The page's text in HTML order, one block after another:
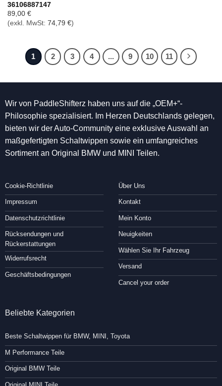
36106887147
89,00 €
(exkl. MwSt: 74,79 €)
1 2 3 4 ... 9 10 11
Wir von PaddleShifterz haben uns auf die „OEM+“-
Philosophie spezialisiert. Im Herzen Deutschlands gelegen,
bieten wir der Auto-Community eine exklusive Auswahl an
maßgefertigten Schaltwippen sowie ein umfangreiches
Sortiment an Original BMW und MINI Teilen.
Cookie-Richtlinie
Impressum
Datenschutzrichtlinie
Rücksendungen und
Rückerstattungen
Widerrufsrecht
Geschäftsbedingungen
Über Uns
Kontakt
Mein Konto
Neuigkeiten
Wählen Sie Ihr Fahrzeug
Versand
Cancel your order
Beliebte Kategorien
Beste Schaltwippen für BMW, MINI, Toyota
M Performance Teile
Original BMW Teile